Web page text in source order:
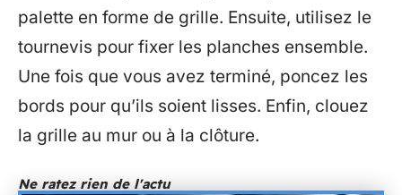
palette en forme de grille. Ensuite, utilisez le
tournevis pour fixer les planches ensemble.
Une fois que vous avez terminé, poncez les
bords pour qu’ils soient lisses. Enfin, clouez
la grille au mur ou à la clôture.
Ne ratez rien de l'actu